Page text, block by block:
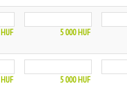
HUF 5 000HUF
HUF 5 000HUF